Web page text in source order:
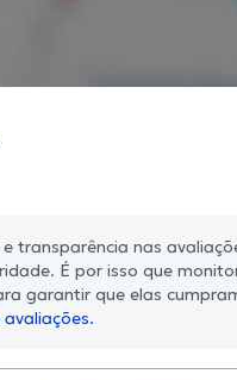
transparência nas
É por isso que
garantir que elas